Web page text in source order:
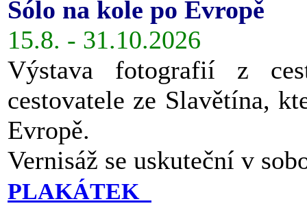
Sólo na kole po Evropě
15.8. - 31.10.2026
Výstava fotografií z
cestovatele ze Slavětína,
Evropě.
Vernisáž se uskuteční v
PLAKÁTEK